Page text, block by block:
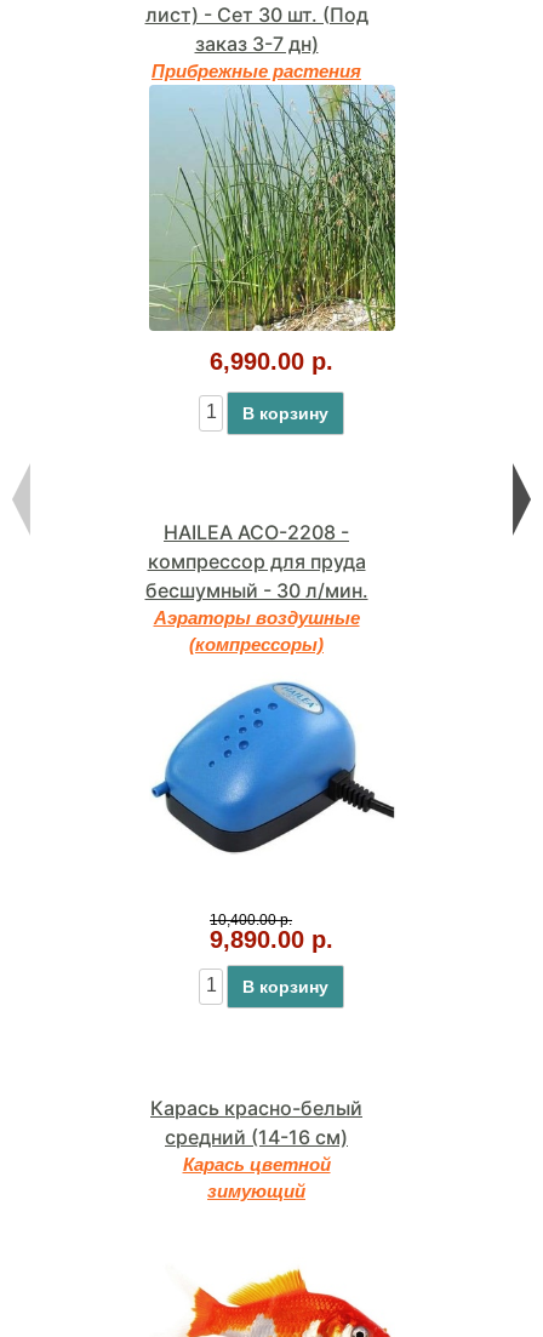
лист) - Сет 30 шт. (Под
заказ 3-7 дн)
Прибрежные растения
6,990.00 р.
В корзину
HAILEA ACO-2208 -
компрессор для пруда
бесшумный - 30 л/мин.
Аэраторы воздушные
(компрессоры)
10,400.00 р.
9,890.00 р.
В корзину
Карась красно-белый
средний (14-16 см)
Карась цветной
зимующий